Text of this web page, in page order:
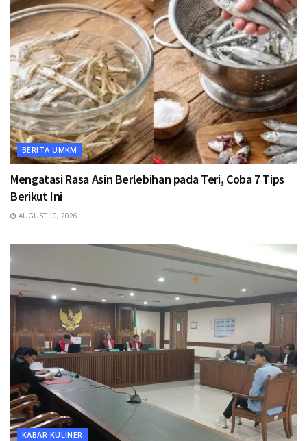
BERITA UMKM
Mengatasi Rasa Asin Berlebihan pada Teri, Coba 7 Tips
Berikut Ini
AUGUST 10, 2026
KABAR KULINER